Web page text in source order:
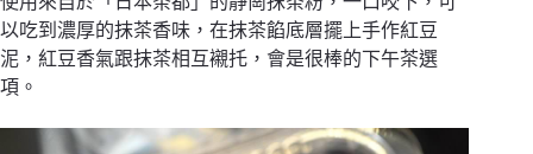
以吃到濃厚的抹茶香味，在抹茶餡底層擺上手作紅豆
泥，紅豆香氣跟抹茶相互襯托，會是很棒的下午茶選
項。